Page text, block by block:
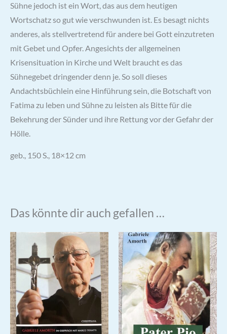
Sühne jedoch ist ein Wort, das aus dem heutigen
Wortschatz so gut wie verschwunden ist. Es besagt nichts
anderes, als stellvertretend für andere bei Gott einzutreten
mit Gebet und Opfer. Angesichts der allgemeinen
Krisensituation in Kirche und Welt braucht es das
Sühnegebet dringender denn je. So soll dieses
Andachtsbüchlein eine Hinführung sein, die Botschaft von
Fatima zu leben und Sühne zu leisten als Bitte für die
Bekehrung der Sünder und ihre Rettung vor der Gefahr der
Hölle.
geb., 150 S., 18×12 cm
Das könnte dir auch gefallen …